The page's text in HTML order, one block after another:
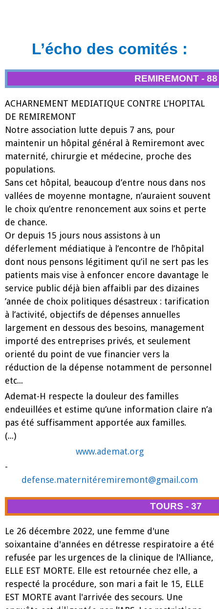
L’écho des comités :
REMIREMONT - 88
ACHARNEMENT MEDIATIQUE CONTRE L’HOPITAL
DE REMIREMONT
Notre association lutte depuis 7 ans, pour
maintenir un hôpital général à Remiremont avec
maternité, chirurgie et médecine, proche des
populations.
Sans cet hôpital, beaucoup d’entre nous dans nos
vallées de moyenne montagne, n’auraient souvent
le choix qu’entre renoncement aux soins et perte
de chance.
Or depuis 15 jours nous assistons à un
déferlement médiatique à l’encontre de l’hôpital
dont nous pensons légitiment qu’il ne sert pas les
patients mais vise à enfoncer encore davantage le
service public déjà bien affaibli par des dizaines
’année de choix politiques désastreux : tarification
à l’activité, objectifs de dépenses annuelles
largement en dessous des besoins, management
importé des entreprises privés, et seulement
orienté du point de vue financier vers la
réduction de la dépense notamment de personnel
etc...
Ademat-H respecte la douleur des familles
endeuillées et estime qu’une information claire n’a
pas été suffisamment apportée aux familles.
(...)
www.ademat.org
-
defense.maternitéremiremont@gmail.com
TOURS - 37
Le 26 décembre 2022, une femme d'une
soixantaine d'années en détresse respiratoire a été
refusée par les urgences de la clinique de l'Alliance,
ELLE EST MORTE. Elle est retournée chez elle, a
respecté la procédure, son mari a fait le 15, ELLE
EST MORTE avant l'arrivée des secours. Une